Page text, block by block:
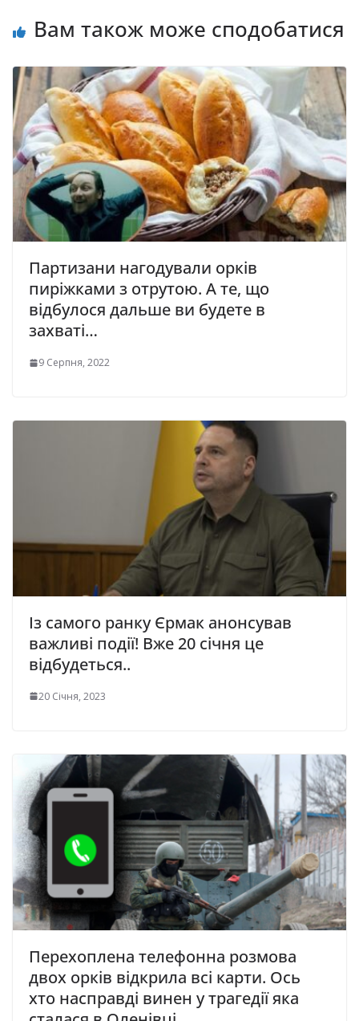
Вам також може сподобатися
Партизани нагодували орків
пиріжками з отрутою. А те, що
відбулося дальше ви будете в
захваті…
9 Серпня, 2022
Із самого ранку Єрмак анонсував
важливі події! Вже 20 січня це
відбудеться..
20 Січня, 2023
Перехоплена телефонна розмова
двох орків відкрила всі карти. Ось
хто насправді винен у трагедії яка